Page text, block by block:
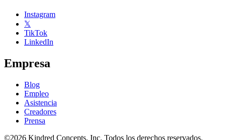
Instagram
𝕏
TikTok
LinkedIn
Empresa
Blog
Empleo
Asistencia
Creadores
Prensa
©2026 Kindred Concepts, Inc. Todos los derechos reservados.